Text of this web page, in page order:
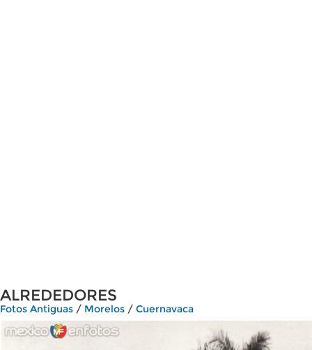
ALREDEDORES
Fotos Antiguas / Morelos / Cuernavaca